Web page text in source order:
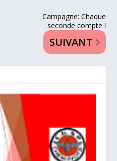
Campagne: Chaque
seconde compte !
SUIVANT